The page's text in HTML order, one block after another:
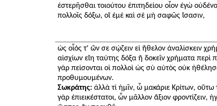
ἐστερῆσθαι τοιούτου ἐπιτηδείου οἷον ἐγὼ
πολλοῖς δόξω, οἳ ἐμὲ καὶ σὲ μὴ σαφῶς ἴσασιν,
ὡς οἷός τ' ὤν σε σῴζειν εἰ ἤθελον ἀναλίσκειν
αἰσχίων εἴη ταύτης δόξα ἢ δοκεῖν χρήματα περὶ
γὰρ πείσονται οἱ πολλοὶ ὡς σὺ αὐτὸς οὐκ
προθυμουμένων.
Σωκράτης:ἀλλὰ τί ἡμῖν, ὦ μακάριε Κρίτων, οὕτω
γὰρ ἐπιεικέστατοι, ὧν μᾶλλον ἄξιον